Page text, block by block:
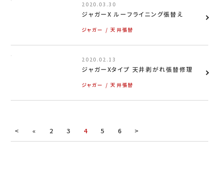
お問い合わせ
LINEお見積り
2020.03.30
ジャガーX ルーフライニング張替え
ジャガー 天井張替
2020.02.13
ジャガーXタイプ 天井剥がれ張替修理
ジャガー 天井張替
< « 2 3 4 5 6 >